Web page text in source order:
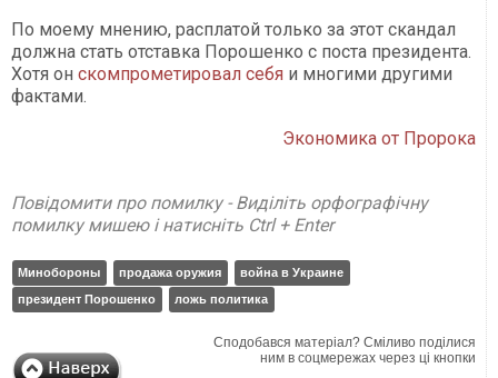
По моему мнению, расплатой только за этот скандал
должна стать отставка Порошенко с поста президента.
Хотя он скомпрометировал себя и многими другими
фактами.
Экономика от Пророка
Повідомити про помилку - Виділіть орфографічну
помилку мишею і натисніть Ctrl + Enter
Минобороны продажа оружия
война в Украине
президент Порошенко
ложь политика
Сподобався матеріал? Сміливо поділися
ним в соцмережах через ці кнопки